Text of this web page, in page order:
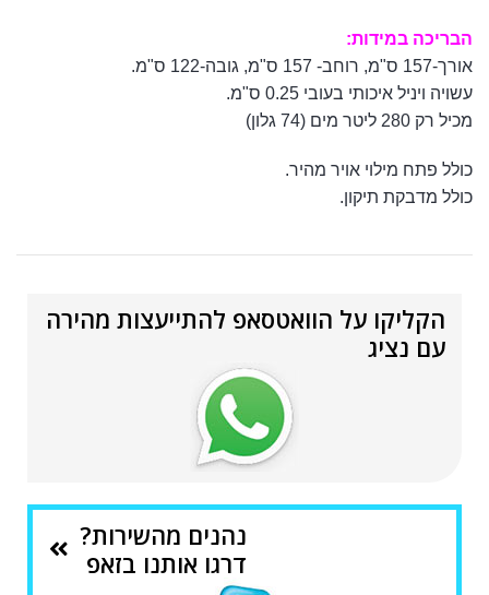
הבריכה במידות:
אורך-157 ס"מ, רוחב- 157 ס"מ, גובה-122 ס"מ.
עשויה ויניל איכותי בעובי 0.25 ס"מ.
מכיל רק 280 ליטר מים (74 גלון)
כולל פתח מילוי אויר מהיר.
כולל מדבקת תיקון.
הקליקו על הוואטסאפ להתייעצות מהירה
עם נציג
נהנים מהשירות?
דרגו אותנו בזאפ